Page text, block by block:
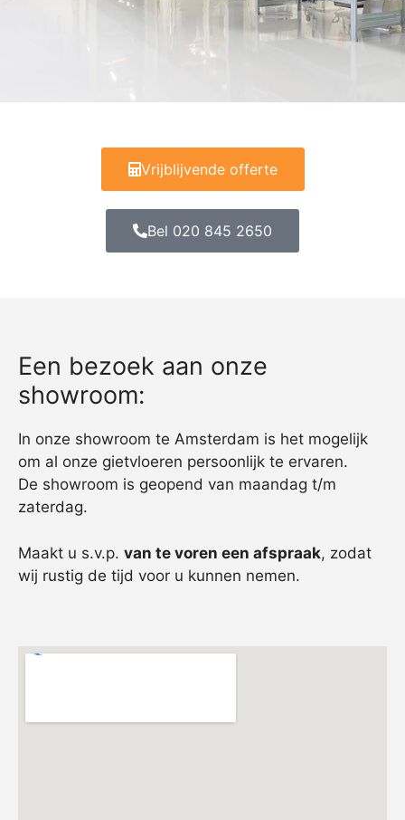
Vrijblijvende offerte
Bel 020 845 2650
Een bezoek aan onze
showroom:
In onze showroom te Amsterdam is het mogelijk
om al onze gietvloeren persoonlijk te ervaren.
De showroom is geopend van maandag t/m
zaterdag.
Maakt u s.v.p. van te voren een afspraak, zodat
wij rustig de tijd voor u kunnen nemen.